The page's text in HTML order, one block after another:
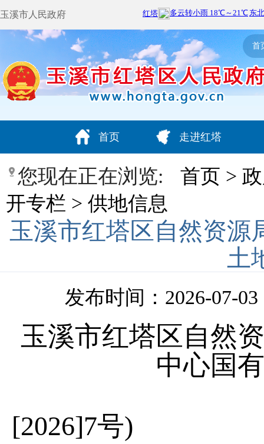
玉溪市人民政府
首
首页 走进红塔
您现在正在浏览: 首页 >
开专栏 > 供地信息
玉溪市红塔区自然资源
土
发布时间：2026-07-03
玉溪市红塔区自然
中心国
[2026]7号)